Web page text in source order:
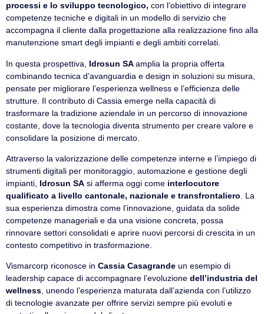
processi e lo sviluppo tecnologico, con l’obiettivo di integrare
competenze tecniche e digitali in un modello di servizio che
accompagna il cliente dalla progettazione alla realizzazione fino alla
manutenzione smart degli impianti e degli ambiti correlati.
In questa prospettiva, Idrosun SAamplia la propria offerta
combinando tecnica d’avanguardia e design in soluzioni su misura,
pensate per migliorare l’esperienza wellness e l’efficienza delle
strutture. Il contributo di Cassia emerge nella capacità di
trasformare la tradizione aziendale in un percorso di innovazione
costante, dove la tecnologia diventa strumento per creare valore e
consolidare la posizione di mercato.
Attraverso la valorizzazione delle competenze interne e l’impiego di
strumenti digitali per monitoraggio, automazione e gestione degli
impianti, Idrosun SA si afferma oggi come interlocutore
qualificato a livello cantonale, nazionale e transfrontaliero . La
sua esperienza dimostra come l’innovazione, guidata da solide
competenze manageriali e da una visione concreta, possa
rinnovare settori consolidati e aprire nuovi percorsi di crescita in un
contesto competitivo in trasformazione.
Vismarcorp riconosce in Cassia Casagrande un esempio di
leadership capace di accompagnare l’evoluzione dell’industria del
wellness, unendo l’esperienza maturata dall’azienda con l’utilizzo
di tecnologie avanzate per offrire servizi sempre più evoluti e